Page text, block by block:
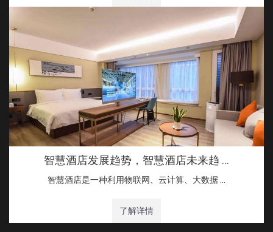
智慧酒店发展趋势，智慧酒店未来趋 …
智慧酒店是一种利用物联网、云计算、大数据 …
了解详情